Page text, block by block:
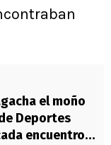
el moño
Deportes
encuentro